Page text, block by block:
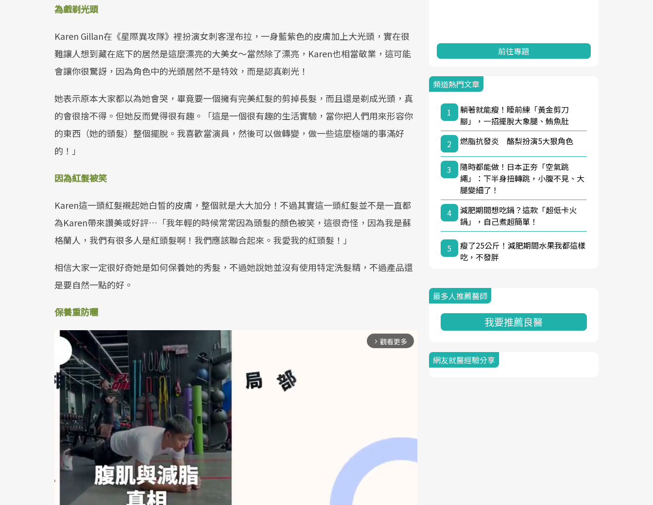
為戲剃光頭
Karen Gillan在《星際異攻隊》裡扮演女刺客涅布拉，一身藍紫色的皮膚加上大光頭，實在很
難讓人想到藏在底下的居然是這麼漂亮的大美女～當然除了漂亮，Karen也相當敬業，這可能
會讓你很驚訝，因為角色中的光頭居然不是特效，而是認真剃光！
她表示原本大家都以為她會哭，畢竟要一個擁有完美紅髮的剪掉長髮，而且還是剃成光頭，真
的會很捨不得。但她反而覺得很有趣。「這是一個很有趣的生活實驗，當你把人們用來形容你
的東西（她的頭髮）整個擺脫。我喜歡當演員，然後可以做轉變，做一些這麼極端的事滿好
的！」
因為紅髮被笑
Karen這一頭紅髮襯起她白皙的皮膚，整個就是大大加分！不過其實這一頭紅髮並不是一直都
為Karen帶來讚美或好評…「我年輕的時候常常因為頭髮的顏色被笑，這很奇怪，因為我是蘇
格蘭人，我們有很多人是紅頭髮啊！我們應該聯合起來。我愛我的紅頭髮！」
相信大家一定很好奇她是如何保養她的秀髮，不過她說她並沒有使用特定洗髮精，不過產品還
是要自然一點的好。
保養重防曬
arrow_forward_ios 觀看更多
前往專題
前往專題
前往專題 前往專題
頻道熱門文章
1
躺著就能瘦！睡前練「黃金剪刀
腳」，一招擺脫大象腿、鮪魚肚
2
燃脂抗發炎 酪梨扮演5大狠角色
3
隨時都能做！日本正夯「空氣跳
繩」：下半身扭轉跳，小腹不見、大
腿變細了！
4
減肥期間想吃鍋？這款「超低卡火
鍋」，自己煮超簡單！
5
瘦了25公斤！減肥期間水果我都這樣
吃，不發胖
最多人推薦醫師
我要推薦良醫
網友就醫經驗分享